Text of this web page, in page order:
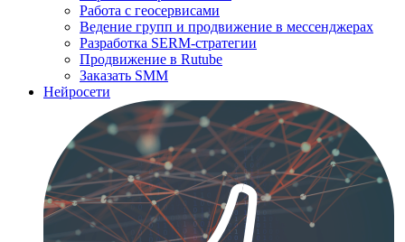
Работа с геосервисами
Ведение групп и продвижение в мессенджерах
Разработка SERM-стратегии
Продвижение в Rutube
Заказать SMM
Нейросети